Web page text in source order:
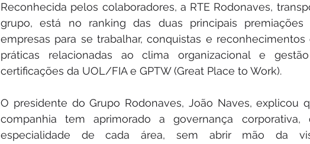
Reconhecida pelos colaboradores, a RTE Rodonaves,
grupo, está no ranking das duas principais premiações
empresas para se trabalhar, conquistas e
práticas relacionadas ao clima organizacional e
certificações da UOL/FIA e GPTW (Great Place to Work).
O presidente do Grupo Rodonaves, João Naves, explicou
companhia tem aprimorado a governança
especialidade de cada área, sem abrir mão da